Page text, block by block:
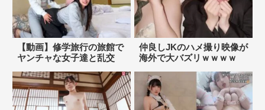
【動画】修学旅行の旅館で
ヤンチャな女子達と乱交
仲良しJKのハメ撮り映像が
海外で大バズリｗｗｗｗ